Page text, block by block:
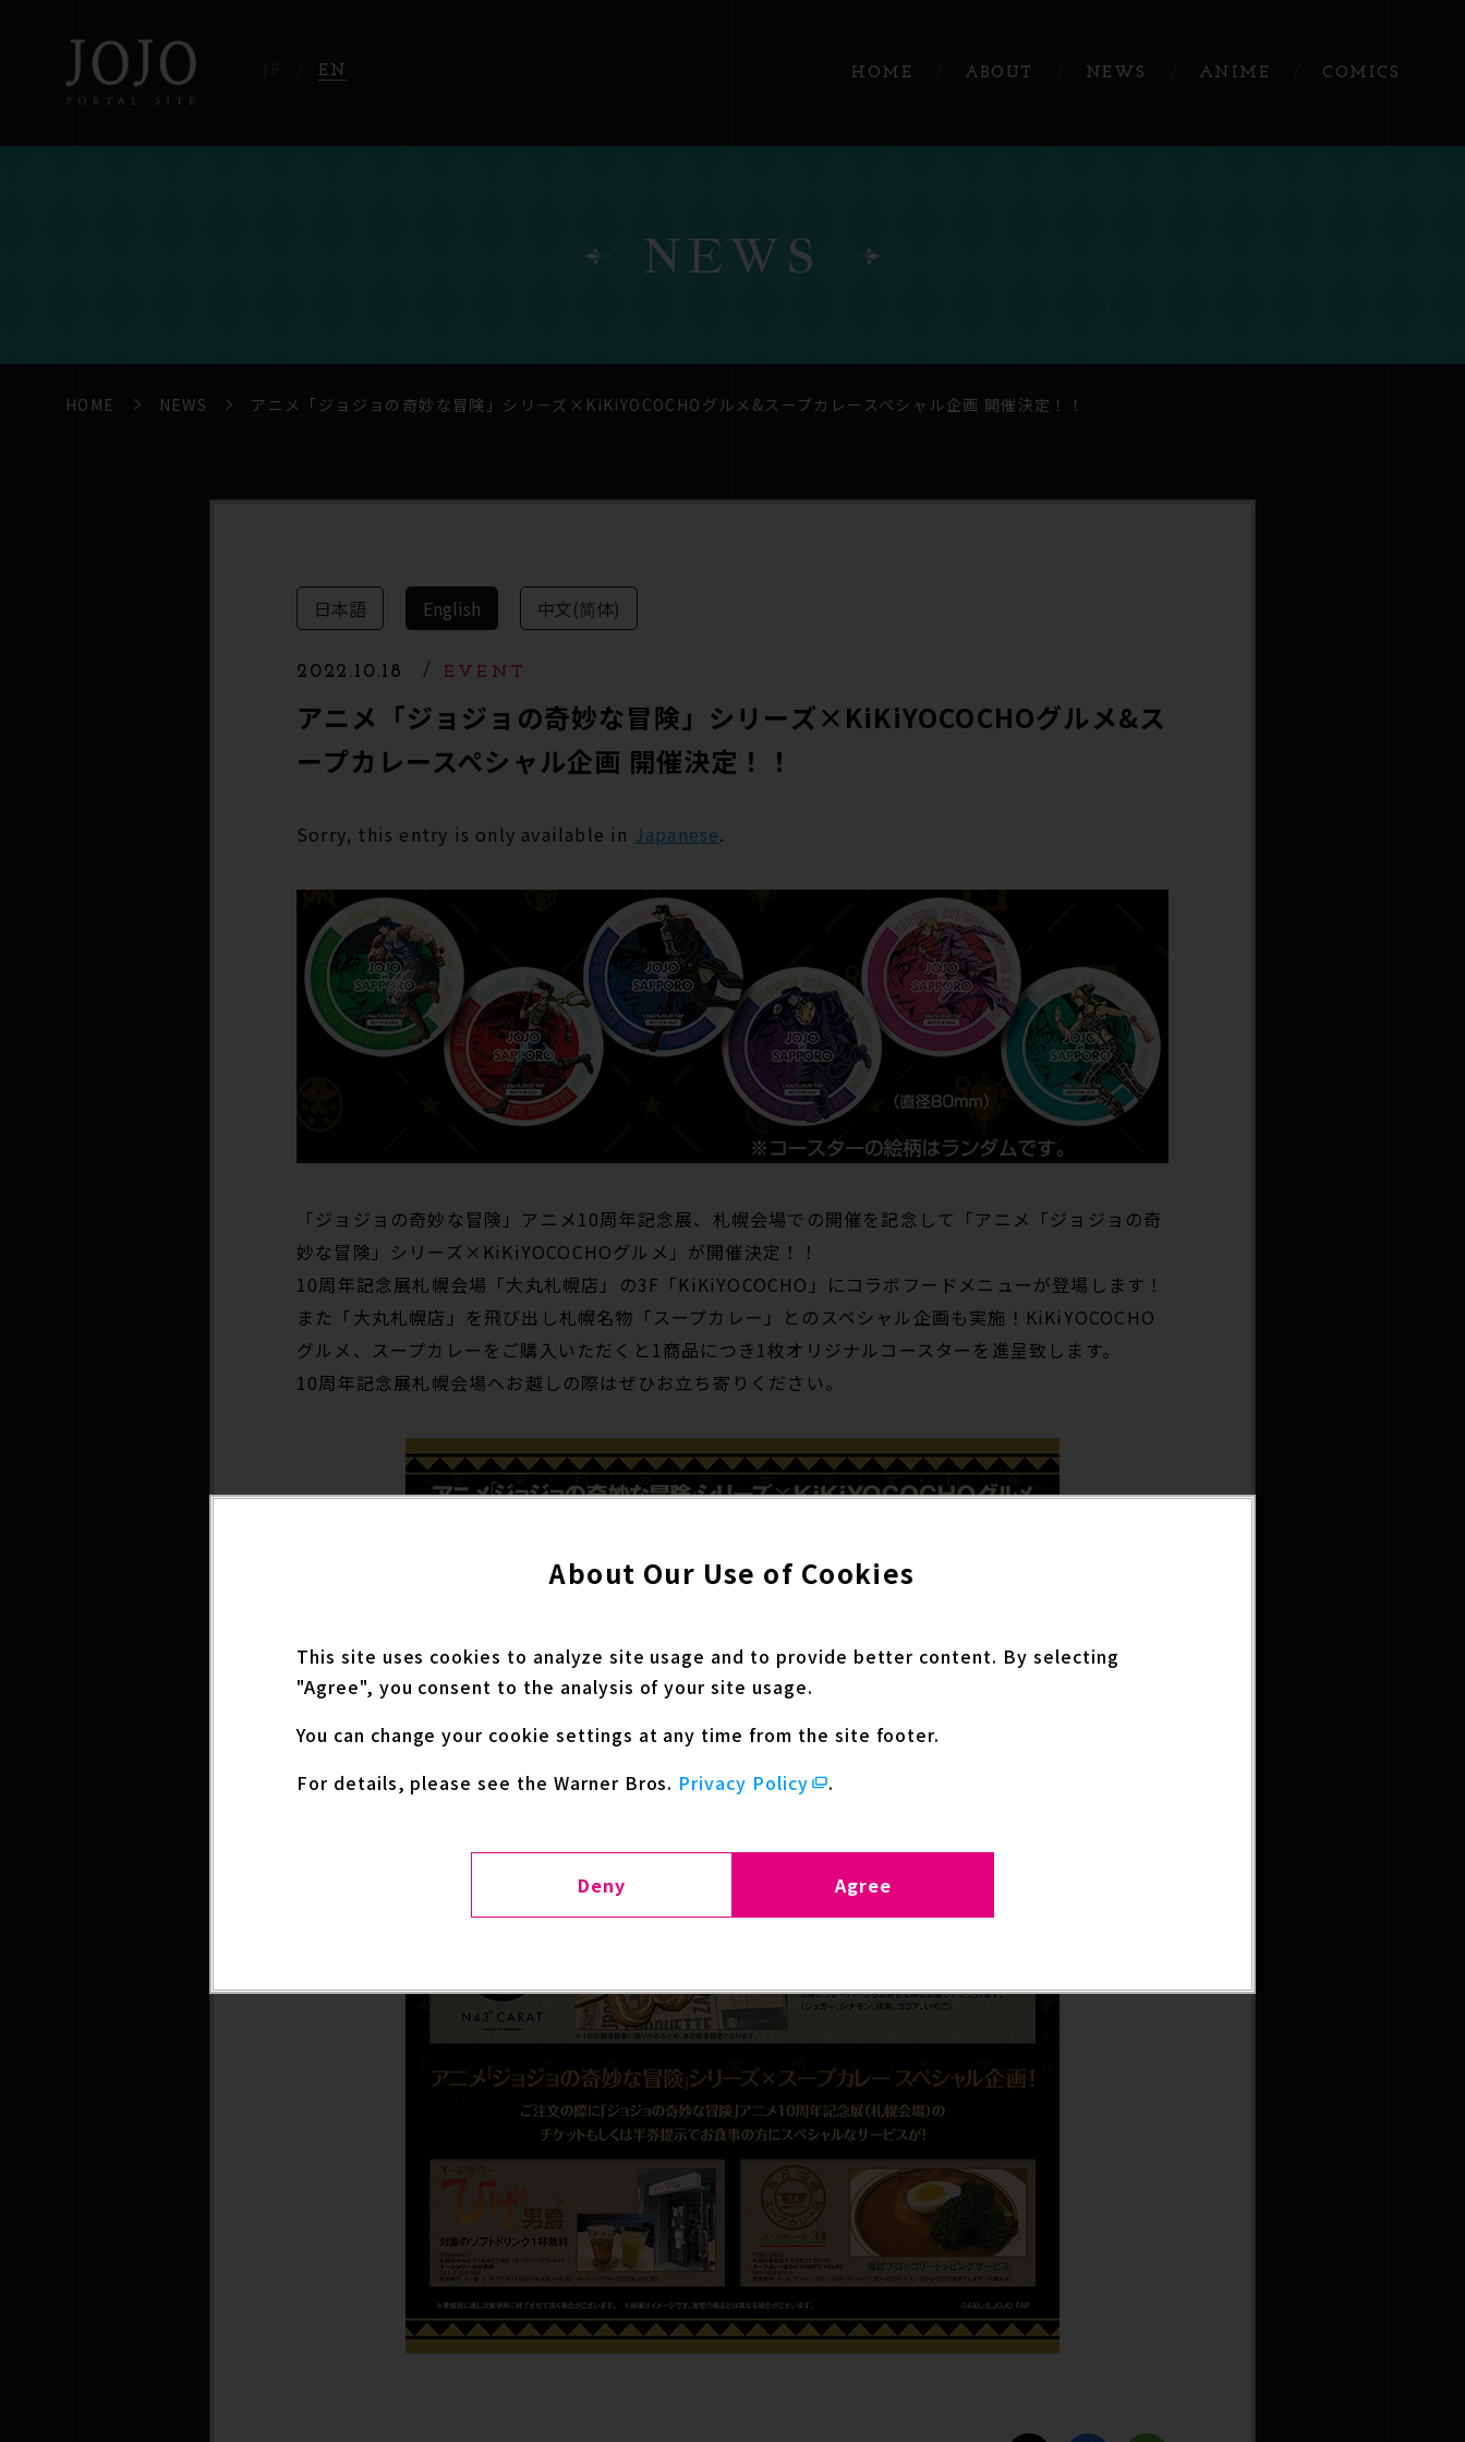
EN HOME ABOUT NEWS ANIME COMICS
NEWS
HOME NEWS アニメ「ジョジョの奇妙な冒険」シリーズ×KiKiYOCOCHOグルメ&スープカレースペシャル企画 開催決定！！
日本語 English 中文(简体)
2022.10.18 EVENT
アニメ「ジョジョの奇妙な冒険」シリーズ×KiKiYOCOCHOグルメ&ス
ープカレースペシャル企画 開催決定！！
Sorry, this entry is only available in Japanese.
「ジョジョの奇妙な冒険」アニメ10周年記念展、札幌会場での開催を記念して「アニメ「ジョジョの奇
妙な冒険」シリーズ×KiKiYOCOCHOグルメ」が開催決定！！
10周年記念展札幌会場「大丸札幌店」の3F「KiKiYOCOCHO」にコラボフードメニューが登場します！
また「大丸札幌店」を飛び出し札幌名物「スープカレー」とのスペシャル企画も実施！KiKiYOCOCHO
グルメ、スープカレーをご購入いただくと1商品につき1枚オリジナルコースターを進呈致します。
10周年記念展札幌会場へお越しの際はぜひお立ち寄りください。
About Our Use of Cookies
This site uses cookies to analyze site usage and to provide better content. By selecting
"Agree", you consent to the analysis of your site usage.
You can change your cookie settings at any time from the site footer.
For details, please see the Warner Bros. Privacy Policy .
Deny Agree